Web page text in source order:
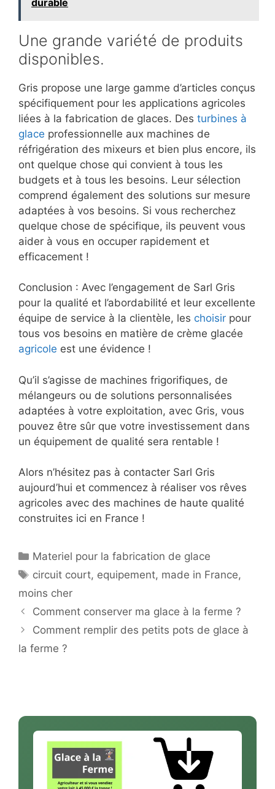
Une grande variété de produits
disponibles.
Gris propose une large gamme d’articles conçus
spécifiquement pour les applications agricoles
liées à la fabrication de glaces. Des turbines à
glace professionnelle aux machines de
réfrigération des mixeurs et bien plus encore, ils
ont quelque chose qui convient à tous les
budgets et à tous les besoins. Leur sélection
comprend également des solutions sur mesure
adaptées à vos besoins. Si vous recherchez
quelque chose de spécifique, ils peuvent vous
aider à vous en occuper rapidement et
efficacement !
Conclusion : Avec l’engagement de Sarl Gris
pour la qualité et l’abordabilité et leur excellente
équipe de service à la clientèle, les choisir pour
tous vos besoins en matière de crème glacée
agricole est une évidence !
Qu’il s’agisse de machines frigorifiques, de
mélangeurs ou de solutions personnalisées
adaptées à votre exploitation, avec Gris, vous
pouvez être sûr que votre investissement dans
un équipement de qualité sera rentable !
Alors n’hésitez pas à contacter Sarl Gris
aujourd’hui et commencez à réaliser vos rêves
agricoles avec des machines de haute qualité
construites ici en France !
Catégories
Materiel pour la fabrication de glace
Étiquettes
circuit court, equipement, made in France,
moins cher
Comment conserver ma glace à la ferme ?
Comment remplir des petits pots de glace à
la ferme ?